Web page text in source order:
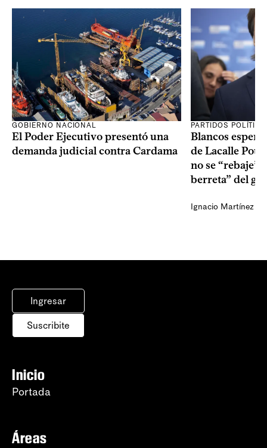
GOBIERNO NACIONAL
El Poder Ejecutivo presentó una
demanda judicial contra Cardama
PARTIDOS
Blancos
de Lacalle Pou
no se “rebaje”
berreta” del
Ignacio Martínez
Ingresar
Suscribite
Inicio
Portada
Áreas